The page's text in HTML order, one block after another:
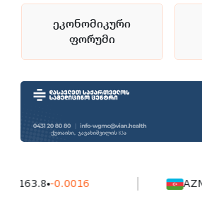
ეკონომიკური
ფორუმი
-0.0016 AZN 1.543